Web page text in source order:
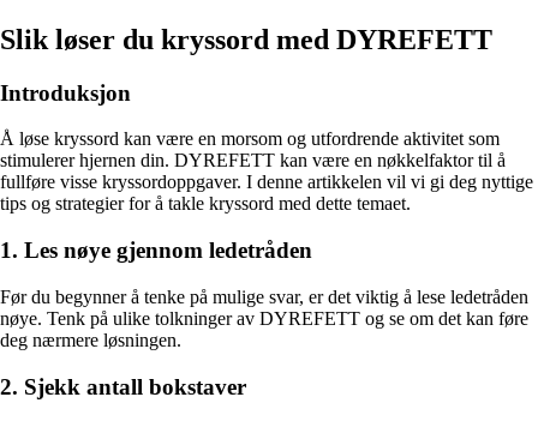
Slik løser du kryssord med DYREFETT
Introduksjon
Å løse kryssord kan være en morsom og utfordrende aktivitet som
stimulerer hjernen din. DYREFETT kan være en nøkkelfaktor til å
fullføre visse kryssordoppgaver. I denne artikkelen vil vi gi deg nyttige
tips og strategier for å takle kryssord med dette temaet.
1. Les nøye gjennom ledetråden
Før du begynner å tenke på mulige svar, er det viktig å lese ledetråden
nøye. Tenk på ulike tolkninger av DYREFETT og se om det kan føre
deg nærmere løsningen.
2. Sjekk antall bokstaver